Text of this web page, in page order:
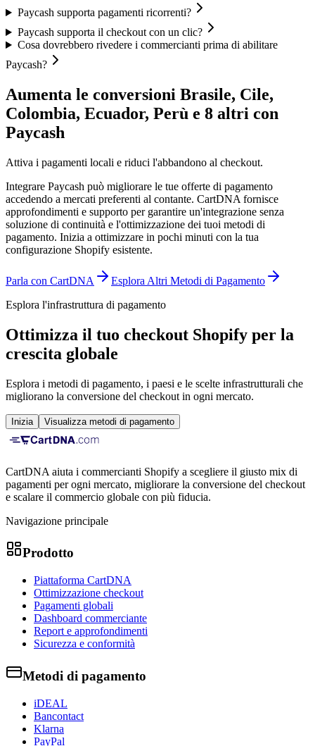
Paycash supporta pagamenti ricorrenti?
Paycash supporta il checkout con un clic?
Cosa dovrebbero rivedere i commercianti prima di abilitare
Paycash?
Aumenta le conversioni Brasile, Cile,
Colombia, Ecuador, Perù e 8 altri con
Paycash
Attiva i pagamenti locali e riduci l'abbandono al checkout.
Integrare Paycash può migliorare le tue offerte di pagamento
accedendo a mercati preferenti al contante. CartDNA fornisce
approfondimenti e supporto per garantire un'integrazione senza
soluzione di continuità e l'ottimizzazione dei tuoi metodi di
pagamento. Inizia a ottimizzare in pochi minuti con la tua
configurazione Shopify esistente.
Parla con CartDNA
Esplora Altri Metodi di Pagamento
Esplora l'infrastruttura di pagamento
Ottimizza il tuo checkout Shopify per la
crescita globale
Esplora i metodi di pagamento, i paesi e le scelte infrastrutturali che
migliorano la conversione del checkout in ogni mercato.
Inizia Visualizza metodi di pagamento
CartDNA aiuta i commercianti Shopify a scegliere il giusto mix di
pagamenti per ogni mercato, migliorare la conversione del checkout
e scalare il commercio globale con più fiducia.
Navigazione principale
Prodotto
Piattaforma CartDNA
Ottimizzazione checkout
Pagamenti globali
Dashboard commerciante
Report e approfondimenti
Sicurezza e conformità
Metodi di pagamento
iDEAL
Bancontact
Klarna
PayPal